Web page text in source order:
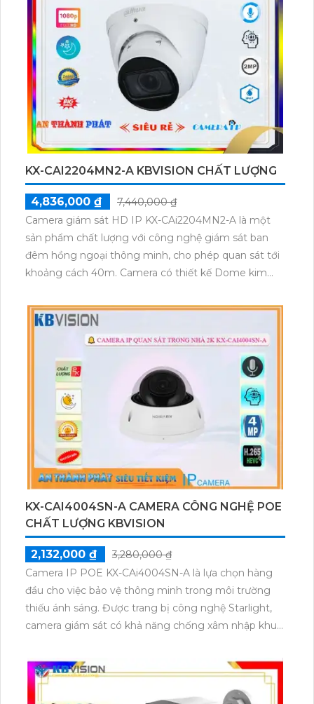
được trang bị khả năng xoay 360 độ và điều khiển từ
xa, cho phép người dùng canh chừng mọi góc nhìn
quan trọng trong khu vực giám sát. Với việc sử dụng
cấp nguồn qua dây mạng, KX-AF2111N3 giúp tiết
kiệm chi phí và dễ dàng lắp đặt. Tất cả những tính
năng ưu việt này đều đáng giá đối với một thiết bị
camera giá thành hợp lý như KX-AF2111N3.
KX-CAI2204MN2-A KBVISION CHẤT LƯỢNG
4,836,000 ₫
7,440,000 ₫
Camera giám sát HD IP KX-CAi2204MN2-A là một
sản phẩm chất lượng với công nghệ giám sát ban
đêm hồng ngoại thông minh, cho phép quan sát tới
khoảng cách 40m. Camera có thiết kế Dome kim
nghệ IP, đảm bảo cho hình ảnh sắc nét và chất
lượng. Đặc biệt, sản phẩm tích hợp công nghệ AI cho
dự án chuyên dụng, giúp tiết kiệm 50% dung lượng
với các định dạng H.265+/H.265/H.264+/H.264.
Camera giám sát HD IP KX-CAi2204MN2-A là lựa
chọn tuyệt vời cho việc lắp đặt tại văn phòng hoặc
các dự án chuyên nghiệp.
KX-CAI4004SN-A CAMERA CÔNG NGHỆ POE
CHẤT LƯỢNG KBVISION
2,132,000 ₫
3,280,000 ₫
Camera IP POE KX-CAi4004SN-A là lựa chọn hàng
đầu cho việc bảo vệ thông minh trong môi trường
thiếu ánh sáng. Được trang bị công nghệ Starlight,
camera giám sát có khả năng chống xâm nhập khu
Với giá cả phải chăng, đây là sự lựa chọn lý tưởng cho
công việc giám sát an ninh hàng ngày.